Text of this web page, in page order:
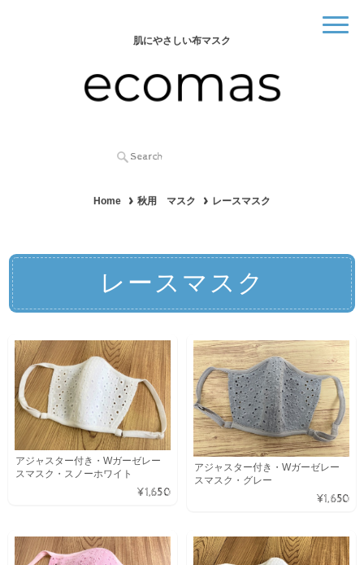
肌にやさしい布マスク
Home 秋用 マスク レースマスク
レースマスク
アジャスター付き・Wガーゼレー
スマスク・スノーホワイト
¥1,650
アジャスター付き・Wガーゼレー
スマスク・グレー
¥1,650